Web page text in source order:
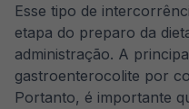
Esse tipo de
etapa do preparo da
administração. A
gastroenterocolite por
Portanto, é importante